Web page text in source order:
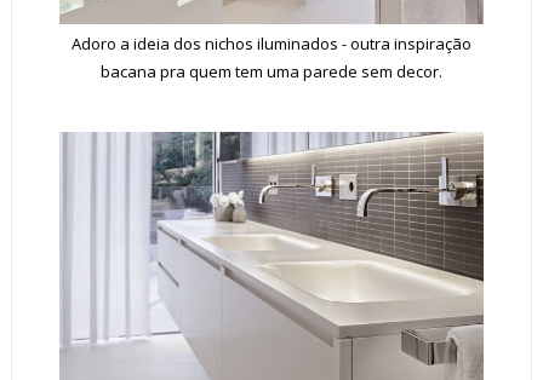
Adoro a ideia dos nichos iluminados - outra inspiração
bacana pra quem tem uma parede sem decor.